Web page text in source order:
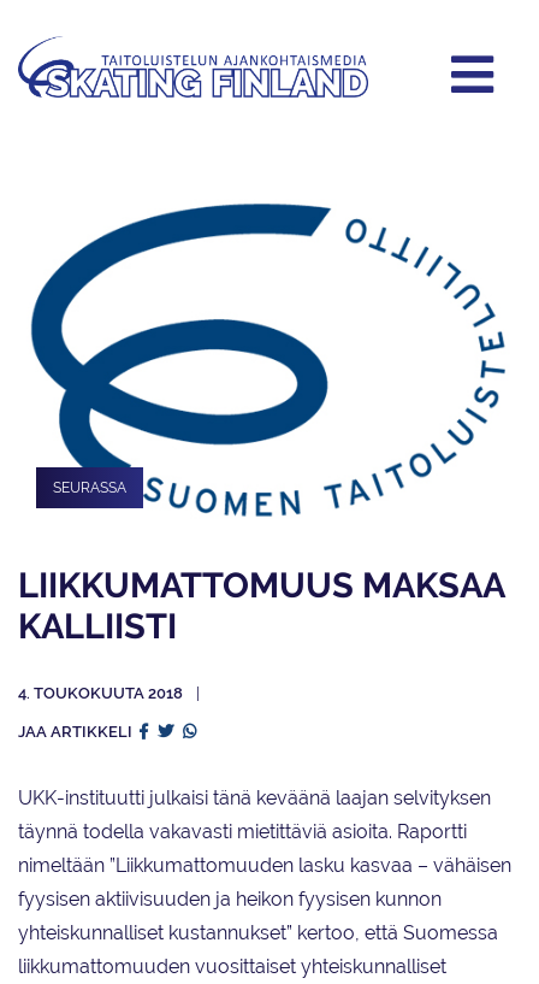
SEURASSA
LIIKKUMATTOMUUS MAKSAA
KALLIISTI
4. TOUKOKUUTA 2018
JAA ARTIKKELI
UKK-instituutti julkaisi tänä keväänä laajan selvityksen
täynnä todella vakavasti mietittäviä asioita. Raportti
nimeltään ”Liikkumattomuuden lasku kasvaa – vähäisen
fyysisen aktiivisuuden ja heikon fyysisen kunnon
yhteiskunnalliset kustannukset” kertoo, että Suomessa
liikkumattomuuden vuosittaiset yhteiskunnalliset